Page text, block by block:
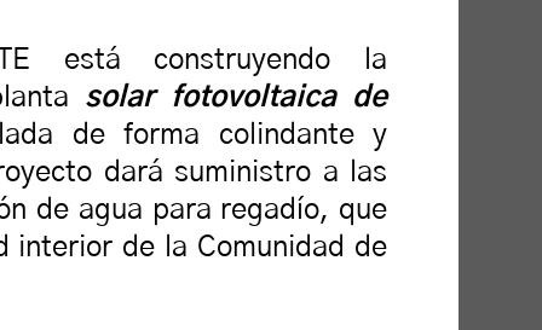
está construyendo la
solar fotovoltaica de
de forma colindante y
dará suministro a las
de agua para regadío, que
interior de la Comunidad de